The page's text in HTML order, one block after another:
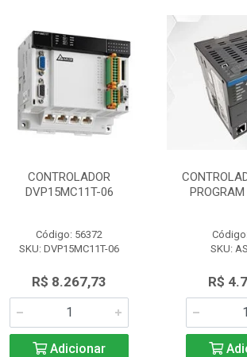
CONTROLADOR
DVP15MC11T-06
Código: 56372
SKU: DVP15MC11T-06
R$ 8.267,73
Adicionar
SKU:
R$